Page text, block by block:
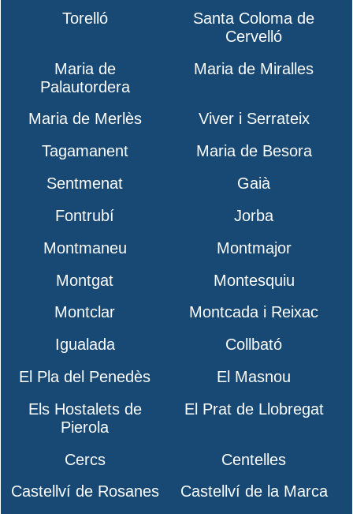
Torelló
Santa Coloma de
Cervelló
Maria de
Palautordera
Maria de Miralles
Maria de Merlès
Viver i Serrateix
Tagamanent
Maria de Besora
Sentmenat
Gaià
Fontrubí
Jorba
Montmaneu
Montmajor
Montgat
Montesquiu
Montclar
Montcada i Reixac
Igualada
Collbató
El Pla del Penedès
El Masnou
Els Hostalets de
Pierola
El Prat de Llobregat
Cercs
Centelles
Castellví de Rosanes
Castellví de la Marca